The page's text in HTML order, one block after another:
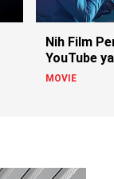
Nih Film
YouTube
MOVIE